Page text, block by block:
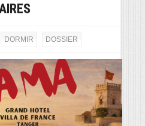
DORMIR DOSSIER